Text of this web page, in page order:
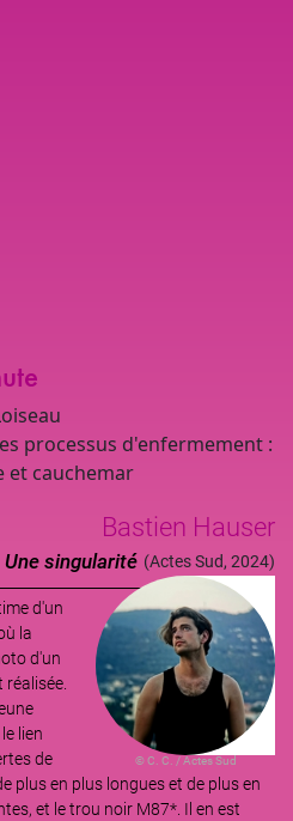
processus d'enfermement :
et cauchemar
Bastien Hauser
(Actes Sud, 2024)
Une singularité
© C. C. / Actes Sud
d'un
la
d'un
lien
de
plus en plus longues et de plus en
et le trou noir M87*. Il en est